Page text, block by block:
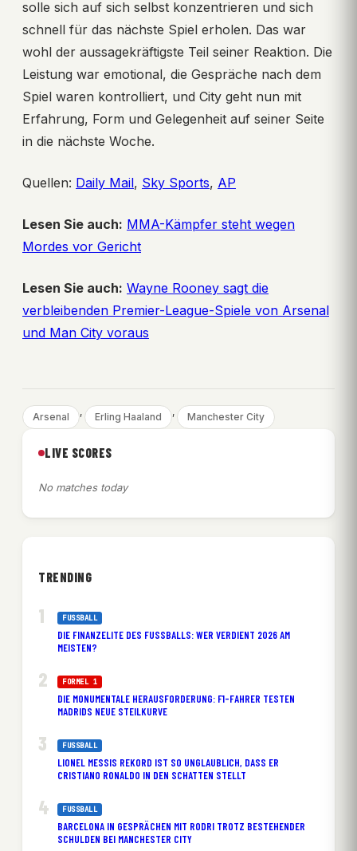
solle sich auf sich selbst konzentrieren und sich
schnell für das nächste Spiel erholen. Das war
wohl der aussagekräftigste Teil seiner Reaktion. Die
Leistung war emotional, die Gespräche nach dem
Spiel waren kontrolliert, und City geht nun mit
Erfahrung, Form und Gelegenheit auf seiner Seite
in die nächste Woche.
Quellen: Daily Mail, Sky Sports, AP
Lesen Sie auch: MMA-Kämpfer steht wegen
Mordes vor Gericht
Lesen Sie auch: Wayne Rooney sagt die
verbleibenden Premier-League-Spiele von Arsenal
und Man City voraus
Arsenal , Erling Haaland , Manchester City
LIVE SCORES
No matches today
TRENDING
FUSSBALL
DIE FINANZELITE DES FUSSBALLS: WER VERDIENT 2026 AM M
EISTEN?
FORMEL 1
DIE MONUMENTALE HERAUSFORDERUNG: F1-FAHRER TESTEN
MADRIDS NEUE STEILKURVE
FUSSBALL
LIONEL MESSIS REKORD IST SO UNGLAUBLICH, DASS ER
CRISTIANO RONALDO IN DEN SCHATTEN STELLT
FUSSBALL
BARCELONA IN GESPRÄCHEN MIT RODRI TROTZ BESTEHENDER
SCHULDEN BEI MANCHESTER CITY